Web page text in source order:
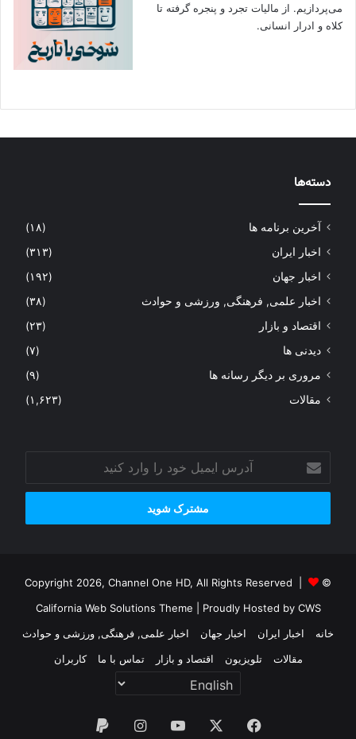
می‌پردازیم. از مالیات تجرد و پنجره گرفته تا
کلاه و ادرار انسانی.
دسته‌ها
آخرین برنامه ها
(۱۸)
اخبار ایران
(۳۱۳)
اخبار جهان
(۱۹۲)
اخبار علمی, فرهنگی, ورزشی و حوادث
(۳۸)
اقتصاد و بازار
(۲۳)
دیدنی ها
(۷)
مروری بر دیگر رسانه ها
(۹)
مقالات
(۱,۶۲۳)
ایمیل
خود
وارد
© Copyright 2026, Channel One HD, All Rights Reserved |
California Web Solutions Theme | Proudly Hosted by CWS
خانه
اخبار ایران اخبار جهان
اخبار علمی, فرهنگی, ورزشی و حوادث
مقالات
تلویزیون اقتصاد و بازار تماس با ما کاربران
فیس یوتیوباینستاگرامپی‌پال